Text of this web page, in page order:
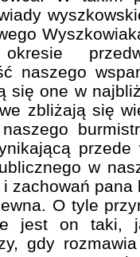
naszego
się one w
zbliżają się
w
zachowań
O tyle
jest on taki,
gdy